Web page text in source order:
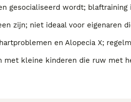
gesocialiseerd wordt; blaftraining
zijn; niet ideaal voor eigenaren
en Alopecia X;
met kleine kinderen die ruw met